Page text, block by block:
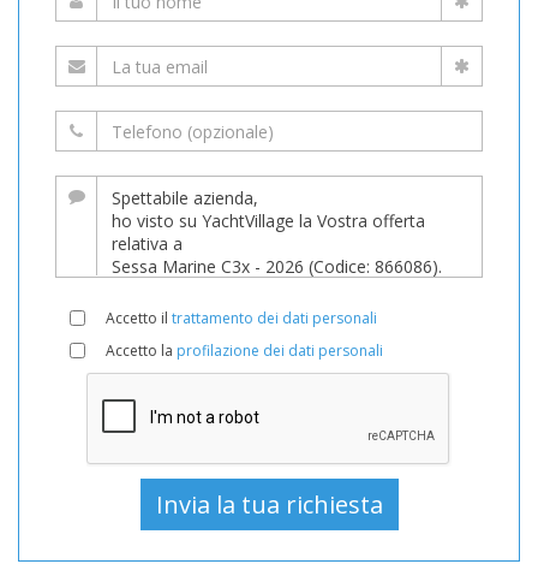
Accetto il trattamento dei dati personali
Accetto la profilazione dei dati personali